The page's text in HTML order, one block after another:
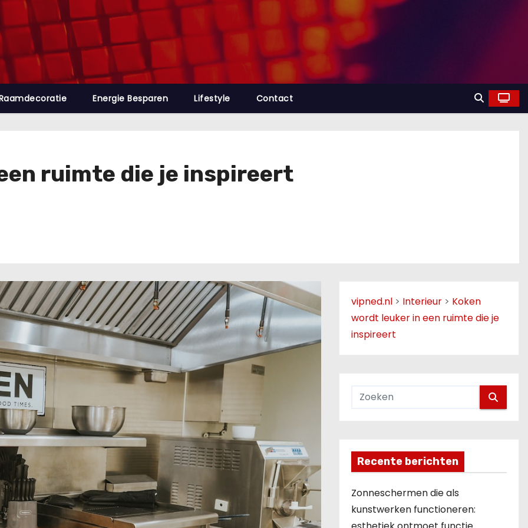
Energie Besparen Lifestyle Contact
ruimte die je inspireert
vipned.nl > Interieur > Koken
wordt leuker in een ruimte die je
inspireert
Recente berichten
Zonneschermen die als
kunstwerken functioneren: